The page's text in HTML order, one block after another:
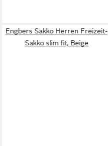
Engbers Sakko Herren Freizeit-
Sakko slim fit, Beige